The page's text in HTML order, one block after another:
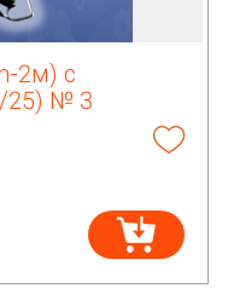
2м) с
25) № 3